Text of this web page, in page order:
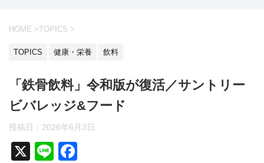
HOME >TOPICS >
TOPICS 健康・栄養 飲料
「鉄骨飲料」令和版が復活／サントリー
ビバレッジ&フード
投稿日：2026年6月3日
X
Li